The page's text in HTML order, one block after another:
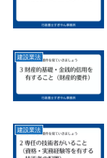
建設業法
建設業法